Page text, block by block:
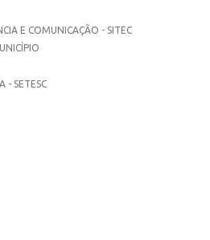
E COMUNICAÇÃO - SITEC
- SETESC